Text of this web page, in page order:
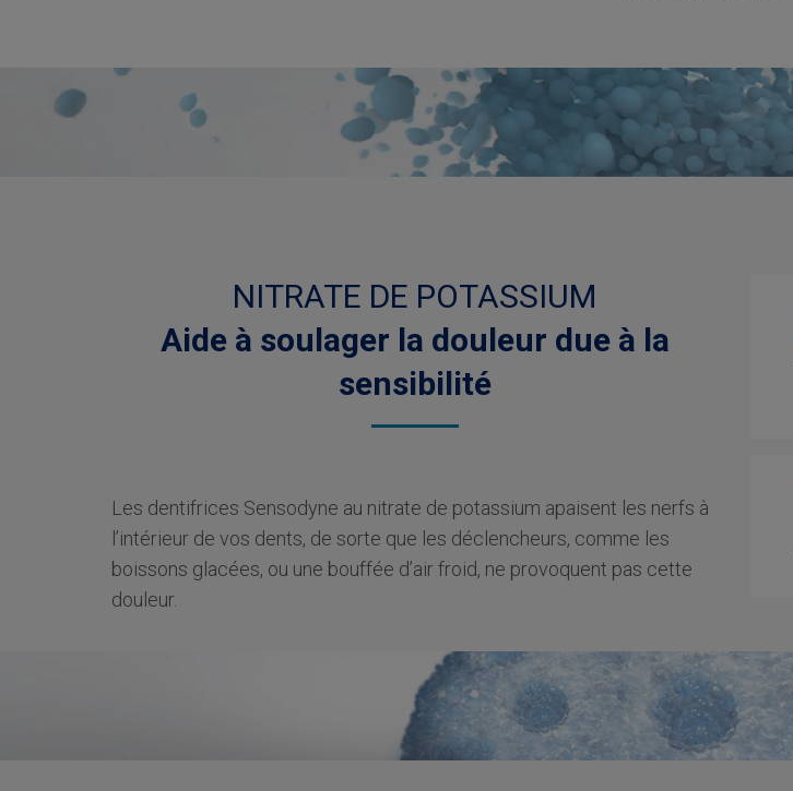
NITRATE DE POTASSIUM
Aide à soulager la douleur due à la
sensibilité
Les dentifrices Sensodyne au nitrate de potassium apaisent les nerfs à
l’intérieur de vos dents, de sorte que les déclencheurs, comme les
boissons glacées, ou une bouffée d’air froid, ne provoquent pas cette
douleur.